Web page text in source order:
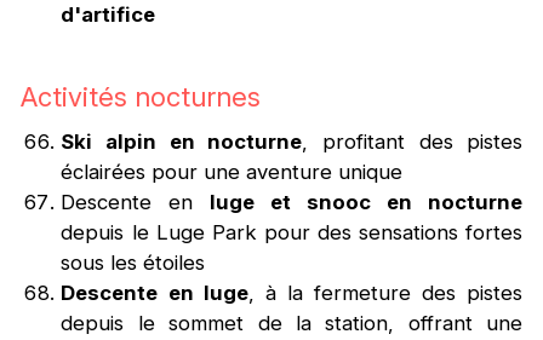
d'artifice
Activités nocturnes
Ski alpin en nocturne, profitant des pistes
éclairées pour une aventure unique
Descente en luge et snooc en nocturne
depuis le Luge Park pour des sensations fortes
sous les étoiles
Descente en luge, à la fermeture des pistes
depuis le sommet de la station, offrant une